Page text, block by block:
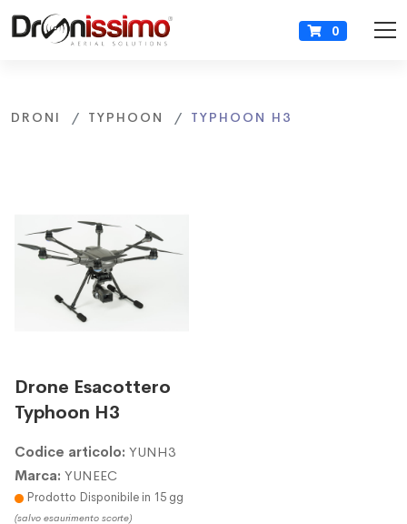
0
DRONI TYPHOON TYPHOON H3
Drone Esacottero
Typhoon H3
Codice articolo: YUNH3
Marca: YUNEEC
Prodotto Disponibile in 15 gg
(salvo esaurimento scorte)